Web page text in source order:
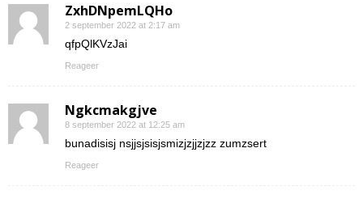
ZxhDNpemLQHo
2 september 2022 at 2:17 am
qfpQlKVzJai
Reageer
Ngkcmakgjve
8 september 2022 at 12:25 am
bunadisisj nsjjsjsisjsmizjzjjzjzz zumzsert
Reageer